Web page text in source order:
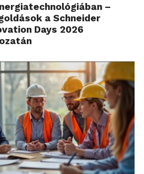
–
a Schneider
Days 2026